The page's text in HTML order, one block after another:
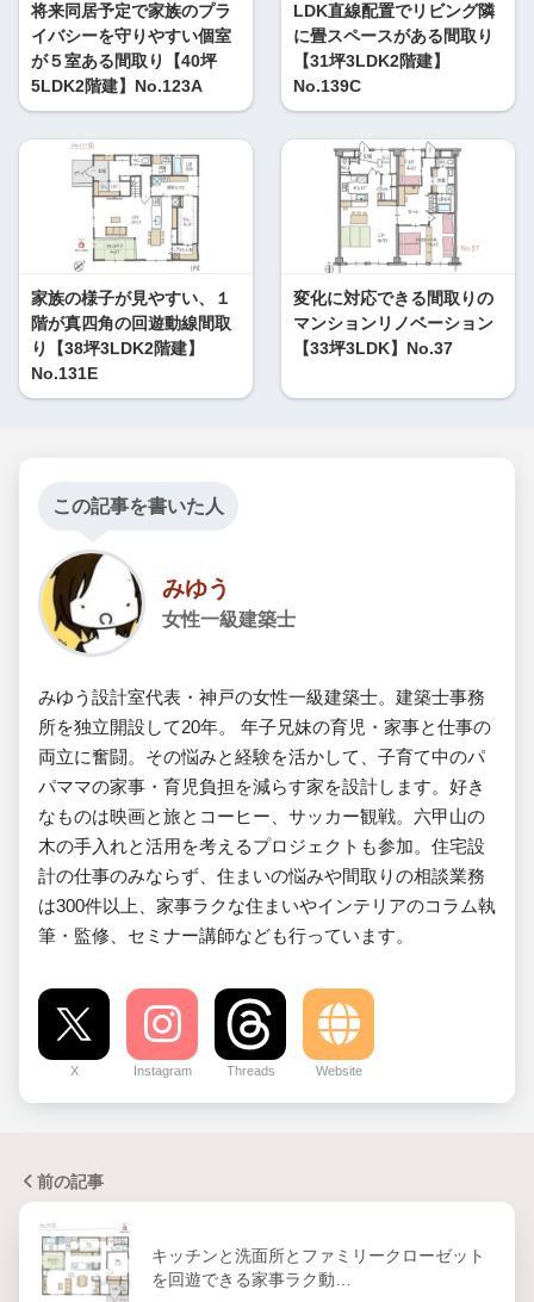
将来同居予定で家族のプラ
イバシーを守りやすい個室
が５室ある間取り【40坪
5LDK2階建】No.123A
LDK直線配置でリビング隣
に畳スペースがある間取り
【31坪3LDK2階建】
No.139C
家族の様子が見やすい、１
階が真四角の回遊動線間取
り【38坪3LDK2階建】
No.131E
変化に対応できる間取りの
マンションリノベーション
【33坪3LDK】No.37
この記事を書いた人
みゆう
女性一級建築士
みゆう設計室代表・神戸の女性一級建築士。建築士事務
所を独立開設して20年。 年子兄妹の育児・家事と仕事の
両立に奮闘。その悩みと経験を活かして、子育て中のパ
パママの家事・育児負担を減らす家を設計します。好き
なものは映画と旅とコーヒー、サッカー観戦。六甲山の
木の手入れと活用を考えるプロジェクトも参加。住宅設
計の仕事のみならず、住まいの悩みや間取りの相談業務
は300件以上、家事ラクな住まいやインテリアのコラム執
筆・監修、セミナー講師なども行っています。
X Instagram Threads Website
前の記事
キッチンと洗面所とファミリークローゼット
を回遊できる家事ラク動…